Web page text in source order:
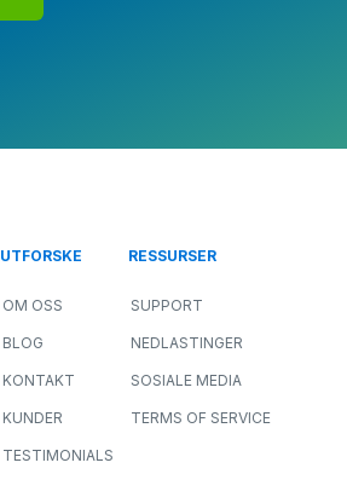
UTFORSKE
OM OSS
BLOG
KONTAKT
KUNDER
TESTIMONIALS
RESSURSER
SUPPORT
NEDLASTINGER
SOSIALE MEDIA
TERMS OF SERVICE